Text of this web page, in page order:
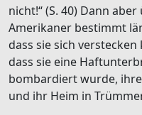
nicht!“ (S. 40) Dann
Amerikaner bestimmt
dass sie sich
dass sie eine
bombardiert wurde,
und ihr Heim in